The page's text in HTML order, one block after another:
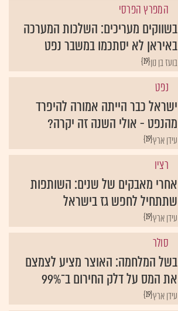
המפרץ הפרסי
בשווקים מעריכים: השלכות המערכה
באיראן לא יסתכמו במשבר נפט
{19}בועז בן נון
נפט
ישראל כבר הייתה אמורה להיפרד
מהנפט - אולי השנה זה יקרה?
{19}עידן ארץ
רציו
אחרי מאבקים של שנים: השותפות
שתתחיל לחפש גז בישראל
{19}עידן ארץ
סולר
בשל המלחמה: האוצר מציע לצמצם
את המס על דלק החירום ב־99%
{19}עידן ארץ